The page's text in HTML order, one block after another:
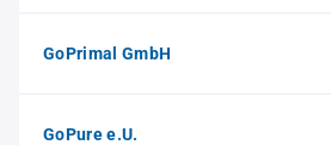
GoPrimal GmbH
GoPure e.U.